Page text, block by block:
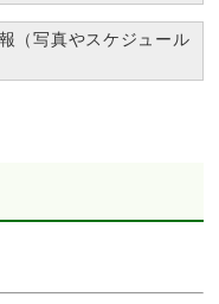
（写真やスケジュール